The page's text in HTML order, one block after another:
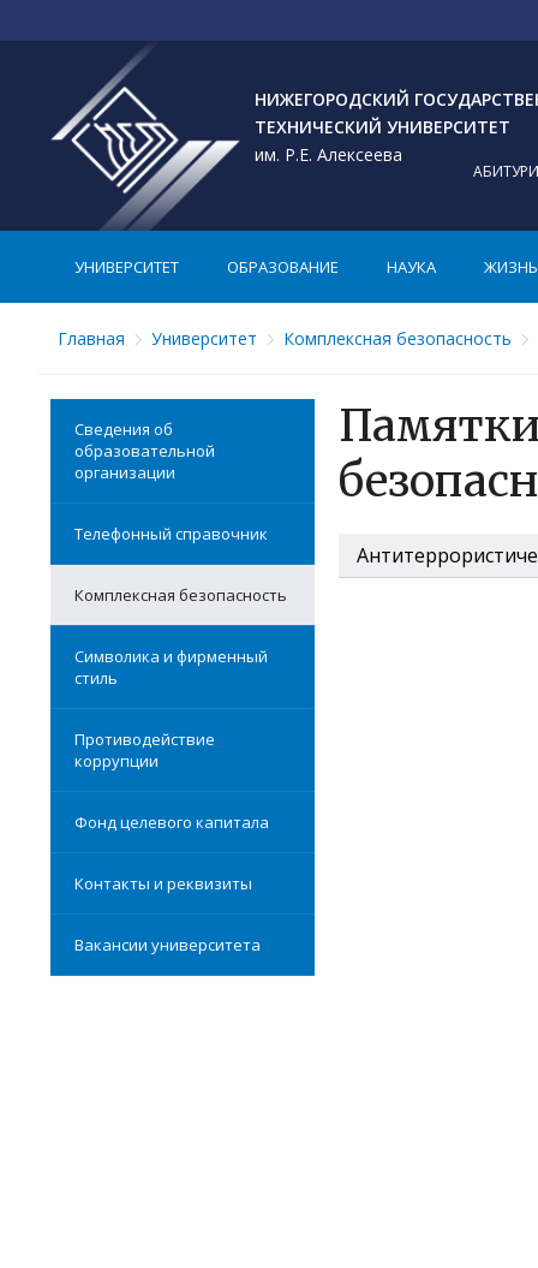
НИЖЕГОРОДСКИЙ
ТЕХНИЧЕСКИЙ УНИВЕРСИТЕТ
им. Р.Е. Алексеева
УНИВЕРСИТЕТ ОБРАЗОВАНИЕ НАУКА ЖИЗНЬ
Главная Университет Комплексная безопасность
Сведения об
образовательной
организации
Телефонный справочник
Комплексная безопасность
Символика и фирменный
стиль
Противодействие
коррупции
Фонд целевого капитала
Контакты и реквизиты
Вакансии университета